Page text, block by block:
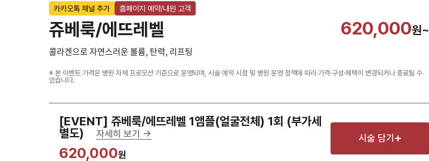
카카오톡 채널 추가 홈페이지 예약/내원 고객
쥬베룩/에뜨레벨 620,000원~
콜라겐으로 자연스러운 볼륨, 탄력, 리프팅
※ 본 이벤트 가격은 병원 자체 프로모션 기준으로 운영되며, 시술 예약 시점 및 병원 운영 정책에 따라 가격·구성·혜택이 변경되거나 종료될 수
있습니다.
[EVENT] 쥬베룩/에뜨레벨 1앰플(얼굴전체) 1회 (부가세
별도)
자세히 보기 ->
620,000원
시술 담기
항노화수액
장바구니 담기